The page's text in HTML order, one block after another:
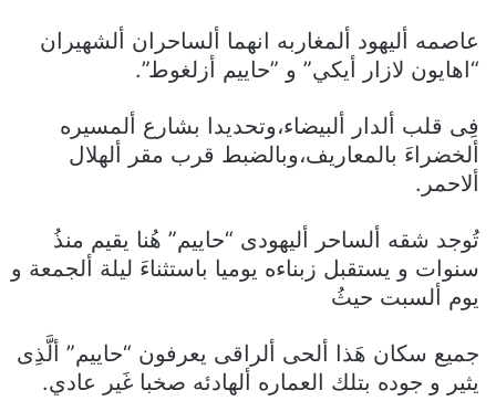
عاصمه أليهود ألمغاربه انهما ألساحران ألشهيران
“اهايون لازار أيكي” و ”حاييم أزلغوط”.
فِى قلب ألدار ألبيضاء،وتحديدا بشارع ألمسيره
ألخضراءَ بالمعاريف،وبالضبط قرب مقر ألهلال
ألاحمر.
تُوجد شقه ألساحر أليهودى “حاييم” هُنا يقيم منذُ
سنوات و يستقبل زبناءه يوميا باستثناءَ ليلة ألجمعة و
يوم ألسبت حيثُ
جميع سكان هَذا ألحى ألراقى يعرفون “حاييم” ألَّذِى
يثير و جوده بتلك العماره ألهادئه صخبا غَير عادي.